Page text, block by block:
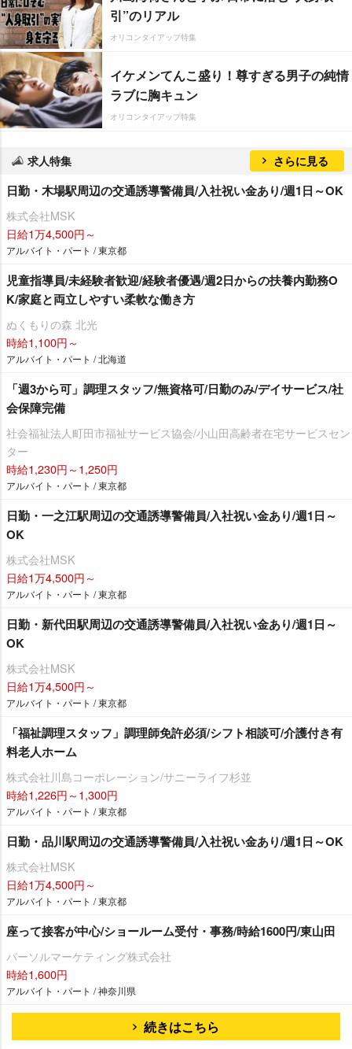
引”のリアル
オリコンタイアップ特集
イケメンてんこ盛り！尊すぎる男子の純情
ラブに胸キュン
オリコンタイアップ特集
求人特集 さらに見る
日勤・木場駅周辺の交通誘導警備員/入社祝い金あり/週1日～OK
株式会社MSK
日給1万4,500円～
アルバイト・パート / 東京都
児童指導員/未経験者歓迎/経験者優遇/週2日からの扶養内勤務O
K/家庭と両立しやすい柔軟な働き方
ぬくもりの森 北光
時給1,100円～
アルバイト・パート / 北海道
「週3から可」調理スタッフ/無資格可/日勤のみ/デイサービス/社
会保障完備
社会福祉法人町田市福祉サービス協会/小山田高齢者在宅サービスセン
ター
時給1,230円～1,250円
アルバイト・パート / 東京都
日勤・一之江駅周辺の交通誘導警備員/入社祝い金あり/週1日～
OK
株式会社MSK
日給1万4,500円～
アルバイト・パート / 東京都
日勤・新代田駅周辺の交通誘導警備員/入社祝い金あり/週1日～
OK
株式会社MSK
日給1万4,500円～
アルバイト・パート / 東京都
「福祉調理スタッフ」調理師免許必須/シフト相談可/介護付き有
料老人ホーム
株式会社川島コーポレーション/サニーライフ杉並
時給1,226円～1,300円
アルバイト・パート / 東京都
日勤・品川駅周辺の交通誘導警備員/入社祝い金あり/週1日～OK
株式会社MSK
日給1万4,500円～
アルバイト・パート / 東京都
座って接客が中心/ショールーム受付・事務/時給1600円/東山田
パーソルマーケティング株式会社
時給1,600円
アルバイト・パート / 神奈川県
続きはこちら